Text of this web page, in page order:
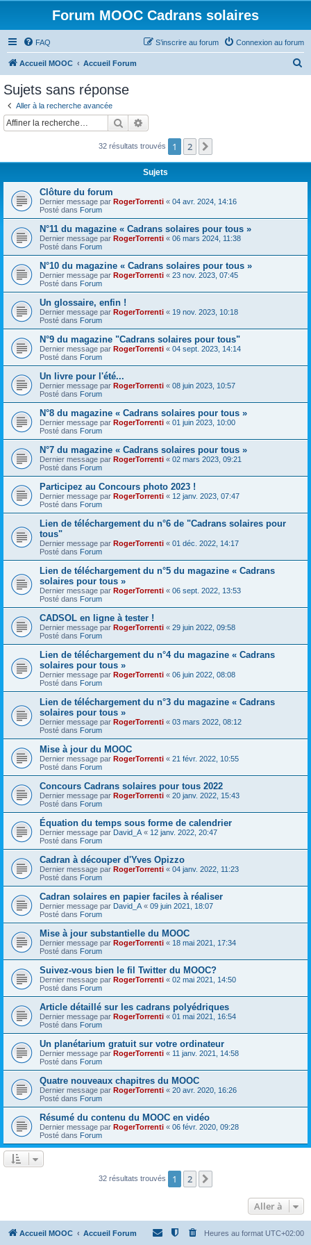
Forum MOOC Cadrans solaires
FAQ Connexion au forum
S’inscrire au forum
Accueil MOOC Accueil Forum
c
Sujets sans réponse
Aller à la recherche avancée
Rechercher
32 résultats trouvés 1 2
Sujets
Clôture du forum
Dernier message par RogerTorrenti « 04 avr. 2024, 14:16
Posté dans Forum
N°11 du magazine « Cadrans solaires pour tous »
Dernier message par RogerTorrenti « 06 mars 2024, 11:38
Posté dans Forum
N°10 du magazine « Cadrans solaires pour tous »
Dernier message par RogerTorrenti « 23 nov. 2023, 07:45
Posté dans Forum
Un glossaire, enfin !
Dernier message par RogerTorrenti « 19 nov. 2023, 10:18
Posté dans Forum
N°9 du magazine "Cadrans solaires pour tous"
Dernier message par RogerTorrenti « 04 sept. 2023, 14:14
Posté dans Forum
Un livre pour l'été...
Dernier message par RogerTorrenti « 08 juin 2023, 10:57
Posté dans Forum
N°8 du magazine « Cadrans solaires pour tous »
Dernier message par RogerTorrenti « 01 juin 2023, 10:00
Posté dans Forum
N°7 du magazine « Cadrans solaires pour tous »
Dernier message par RogerTorrenti « 02 mars 2023, 09:21
Posté dans Forum
Participez au Concours photo 2023 !
Dernier message par RogerTorrenti « 12 janv. 2023, 07:47
Posté dans Forum
Lien de téléchargement du n°6 de "Cadrans solaires pour
tous"
Dernier message par RogerTorrenti « 01 déc. 2022, 14:17
Posté dans Forum
Lien de téléchargement du n°5 du magazine « Cadrans
solaires pour tous »
Dernier message par RogerTorrenti « 06 sept. 2022, 13:53
Posté dans Forum
CADSOL en ligne à tester !
Dernier message par RogerTorrenti « 29 juin 2022, 09:58
Posté dans Forum
Lien de téléchargement du n°4 du magazine « Cadrans
solaires pour tous »
Dernier message par RogerTorrenti « 06 juin 2022, 08:08
Posté dans Forum
Lien de téléchargement du n°3 du magazine « Cadrans
solaires pour tous »
Dernier message par RogerTorrenti « 03 mars 2022, 08:12
Posté dans Forum
Mise à jour du MOOC
Dernier message par RogerTorrenti « 21 févr. 2022, 10:55
Posté dans Forum
Concours Cadrans solaires pour tous 2022
Dernier message par RogerTorrenti « 20 janv. 2022, 15:43
Posté dans Forum
Équation du temps sous forme de calendrier
Dernier message par David_A « 12 janv. 2022, 20:47
Posté dans Forum
Cadran à découper d'Yves Opizzo
Dernier message par RogerTorrenti « 04 janv. 2022, 11:23
Posté dans Forum
Cadran solaires en papier faciles à réaliser
Dernier message par David_A « 09 juin 2021, 18:07
Posté dans Forum
Mise à jour substantielle du MOOC
Dernier message par RogerTorrenti « 18 mai 2021, 17:34
Posté dans Forum
Suivez-vous bien le fil Twitter du MOOC?
Dernier message par RogerTorrenti « 02 mai 2021, 14:50
Posté dans Forum
Article détaillé sur les cadrans polyédriques
Dernier message par RogerTorrenti « 01 mai 2021, 16:54
Posté dans Forum
Un planétarium gratuit sur votre ordinateur
Dernier message par RogerTorrenti « 11 janv. 2021, 14:58
Posté dans Forum
Quatre nouveaux chapitres du MOOC
Dernier message par RogerTorrenti « 20 avr. 2020, 16:26
Posté dans Forum
Résumé du contenu du MOOC en vidéo
Dernier message par RogerTorrenti « 06 févr. 2020, 09:28
Posté dans Forum
32 résultats trouvés 1 2
Aller à
Accueil MOOC Accueil Forum Heures au format UTC+02:00